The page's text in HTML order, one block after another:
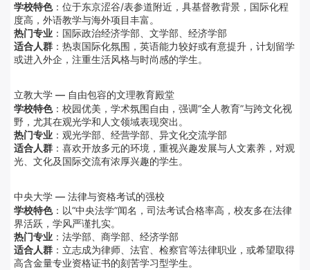
学校特色：位于东京涩谷/表参道附近，具基督教背景，国际化程
度高，外语教学与海外项目丰富。
热门专业 ：国际政治经济学部、文学部、经济学部
适合人群 ：热衷国际化氛围，英语能力较好或有意提升，计划留学
或进入外企，注重生活风格与时尚感的学生。
立教大学 — 自由包容的文理教育殿堂
学校特色：校园优美，学术氛围自由，强调“全人教育”与跨文化视
野，尤其在观光学和人文领域表现突出。
热门专业 ：观光学部、经营学部、异文化交流学部
适合人群 ：喜欢开放多元的环境，重视兴趣发展与人文素养，对观
光、文化及国际交流有浓厚兴趣的学生。
中央大学 — 法律与资格考试的强校
学校特色：以“中央法学”闻名，司法考试合格率高，校友多在法律
界活跃，学风严谨扎实。
热门专业 ：法学部、商学部、经济学部
适合人群 ：立志成为律师、法官、检察官等法律职业，或希望取得
高含金量专业资格证书的刻苦学习型学生。